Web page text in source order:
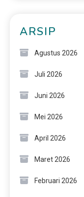
ARSIP
Agustus 2026
Juli 2026
Juni 2026
Mei 2026
April 2026
Maret 2026
Februari 2026